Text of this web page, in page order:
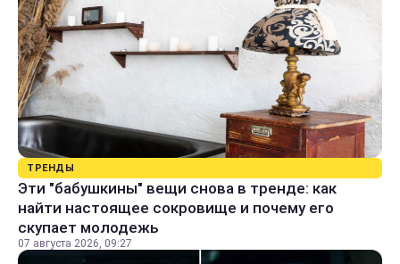
ТРЕНДЫ
Эти "бабушкины" вещи снова в тренде: как
найти настоящее сокровище и почему его
скупает молодежь
07 августа 2026, 09:27